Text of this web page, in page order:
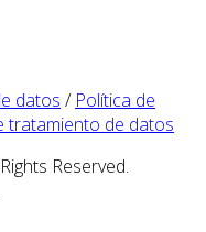
datos / Política de
tratamiento de datos
Reserved.